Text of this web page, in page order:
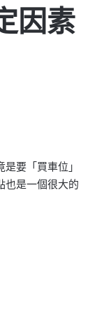
因素
要「買車位」
也是一個很大的